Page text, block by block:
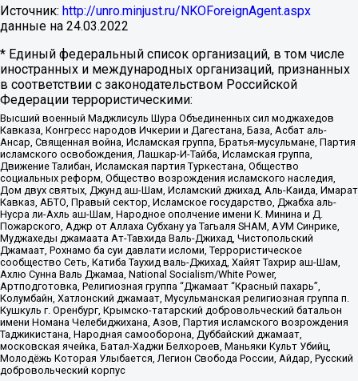
Источник: http://unro.minjust.ru/NKOForeignAgent.aspx
данные на 24.03.2022
* Единый федеральный список организаций, в том числе
иностранных и международных организаций, признанных
в соответствии с законодательством Российской
Федерации террористическими:
Высший военный Маджлисуль Шура Объединенных сил моджахедов
Кавказа, Конгресс народов Ичкерии и Дагестана, База, Асбат аль-
Ансар, Священная война, Исламская группа, Братья-мусульмане, Партия
исламского освобождения, Лашкар-И-Тайба, Исламская группа,
Движение Талибан, Исламская партия Туркестана, Общество
социальных реформ, Общество возрождения исламского наследия,
Дом двух святых, Джунд аш-Шам, Исламский джихад, Аль-Каида, Имарат
Кавказ, АБТО, Правый сектор, Исламское государство, Джабха аль-
Нусра ли-Ахль аш-Шам, Народное ополчение имени К. Минина и Д.
Пожарского, Аджр от Аллаха Субхану уа Тагьаля SHAM, АУМ Синрике,
Муджахеды джамаата Ат-Тавхида Валь-Джихад, Чистопольский
Джамаат, Рохнамо ба суи давлати исломи, Террористическое
сообщество Сеть, Катиба Таухид валь-Джихад, Хайят Тахрир аш-Шам,
Ахлю Сунна Валь Джамаа, National Socialism/White Power,
Артподготовка, Религиозная группа “Джамаат “Красный пахарь”,
Колумбайн, Хатлонский джамаат, Мусульманская религиозная группа п.
Кушкуль г. Оренбург, Крымско-татарский добровольческий батальон
имени Номана Челебиджихана, Азов, Партия исламского возрождения
Таджикистана, Народная самооборона, Дуббайский джамаат,
московская ячейка, Батал-Хаджи Белхороев, Маньяки Культ Убийц,
Молодёжь Которая Улыбается, Легион Свобода России, Айдар, Русский
добровольческий корпус